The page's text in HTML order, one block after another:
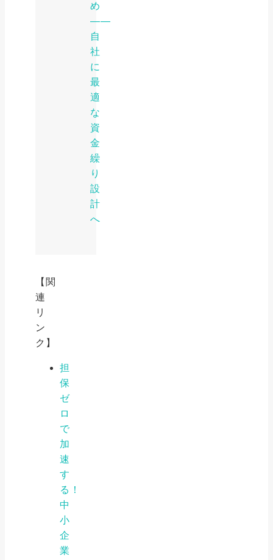
め
――
自
社
に
最
適
な
資
金
繰
り
設
計
へ
【関
連
リ
ン
ク】
担
保
ゼ
ロ
で
加
速
す
る！
中
小
企
業